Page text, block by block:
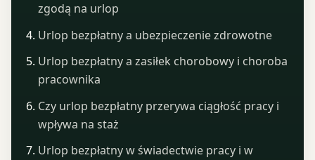
zgodą na urlop
Urlop bezpłatny a ubezpieczenie zdrowotne
Urlop bezpłatny a zasiłek chorobowy i choroba
pracownika
Czy urlop bezpłatny przerywa ciągłość pracy i
wpływa na staż
Urlop bezpłatny w świadectwie pracy i w